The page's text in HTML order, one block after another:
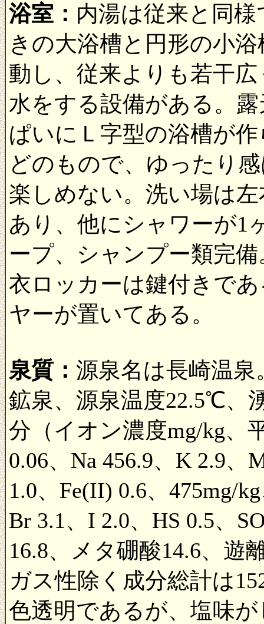
浴室： 内湯は従来と同
きの大浴槽と円形の小
動し、従来よりも若干
水をする設備がある。
ぱいにＬ字型の浴槽が
どのもので、ゆったり
楽しめない。洗い場は
あり、他にシャワーが1
ープ、シャンプー類完
衣ロッカーは鍵付きで
ヤーが置いてある。
泉質： 源泉名は長崎温
鉱泉、源泉温度22.5℃、
分（イオン濃度mg/kg、
0.06、Na 456.9、K 2.9、
1.0、Fe(II) 0.6、475mg/
Br 3.1、I 2.0、HS 0.5、
16.8、メタ硼酸14.6、遊
ガス性除く成分総計は
色透明であるが、塩味